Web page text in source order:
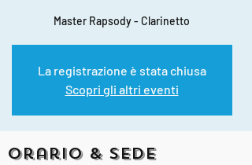
Master Rapsody - Clarinetto
La registrazione è stata chiusa
Scopri gli altri eventi
Orario & Sede